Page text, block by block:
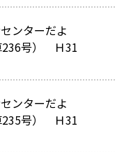
ンターだよ
号） Ｈ31
ンターだよ
号） Ｈ31